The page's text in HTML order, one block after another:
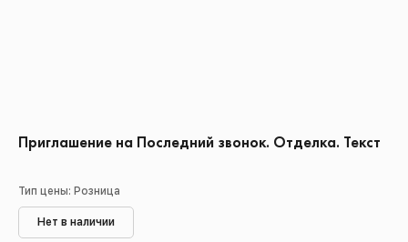
Приглашение на Последний звонок. Отделка. Текст
Тип цены: Розница
Нет в наличии